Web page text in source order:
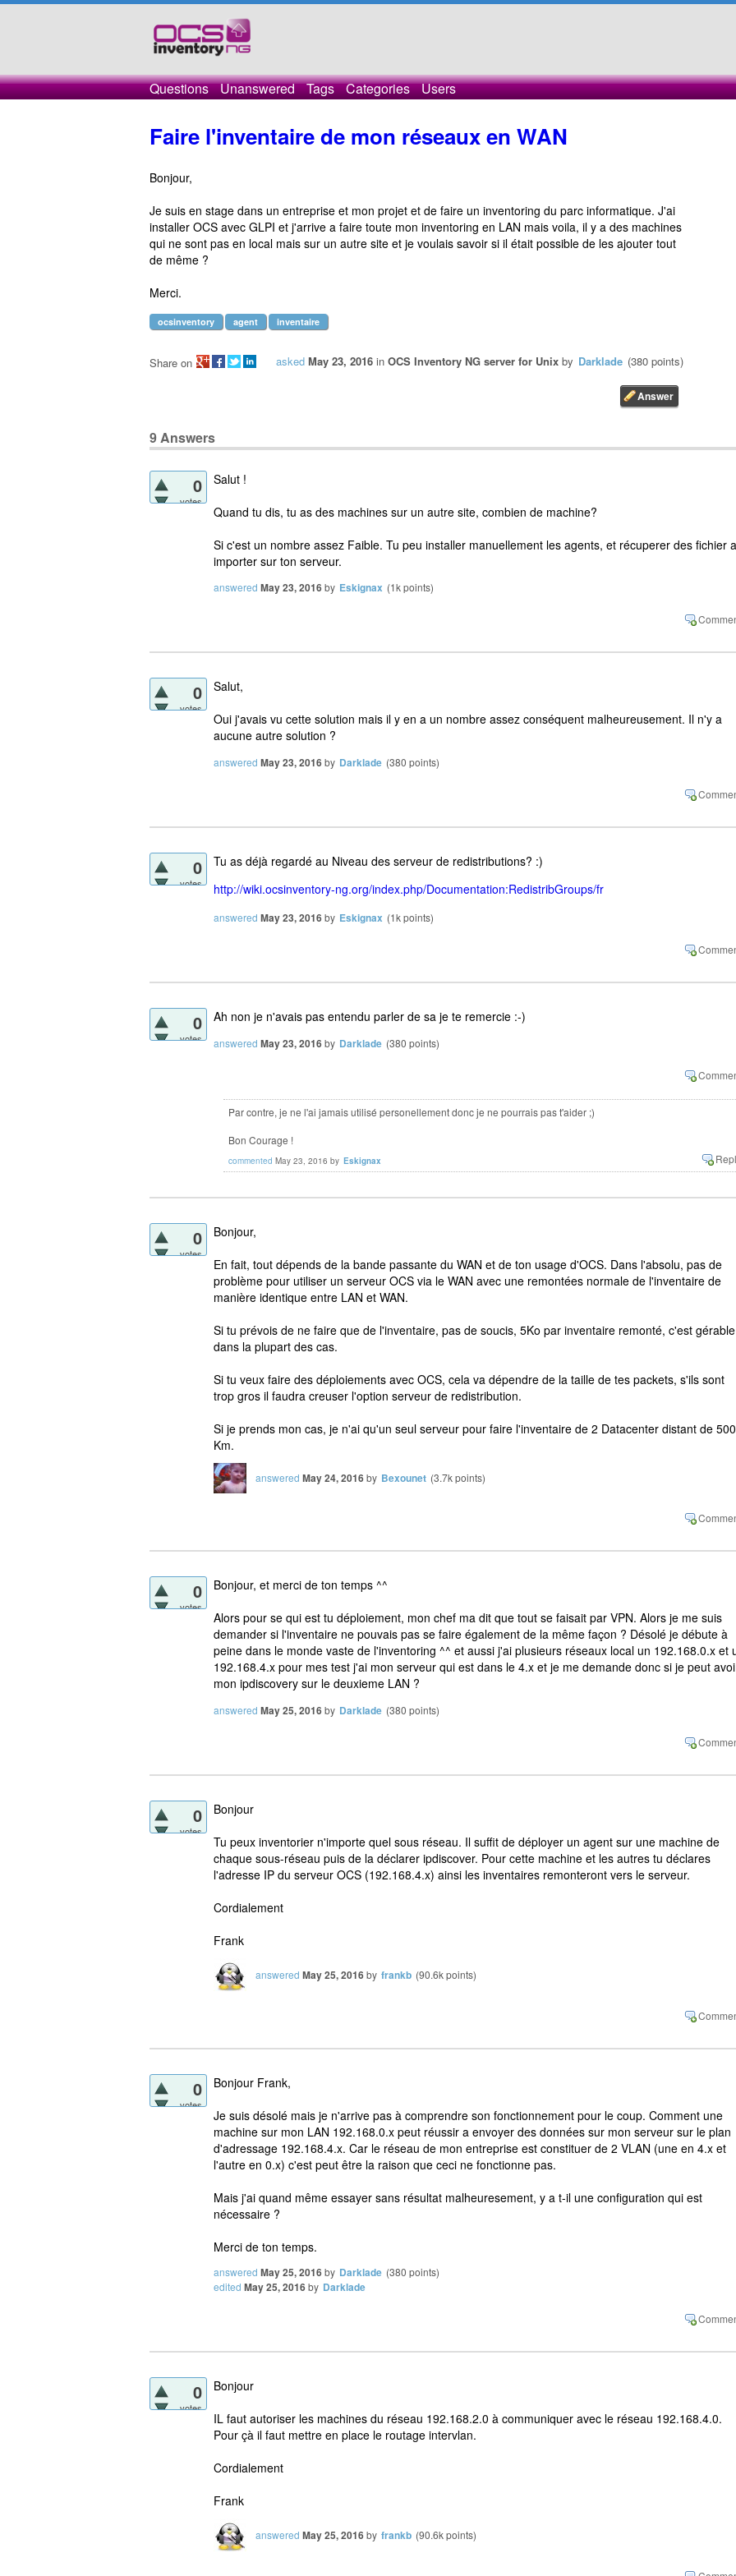
Questions Unanswered Tags Categories Users
Faire l'inventaire de mon réseaux en WAN
Bonjour,
Je suis en stage dans un entreprise et mon projet et de faire un inventoring du parc informatique. J'ai
installer OCS avec GLPI et j'arrive a faire toute mon inventoring en LAN mais voila, il y a des machines
qui ne sont pas en local mais sur un autre site et je voulais savoir si il était possible de les ajouter tout
de même ?
Merci.
ocsinventory agent inventaire
asked May 23, 2016 in OCS Inventory NG server for Unix by Darklade (380 points)
Share on
9Answers
0
votes
Salut !
Quand tu dis, tu as des machines sur un autre site, combien de machine?
Si c'est un nombre assez Faible. Tu peu installer manuellement les agents, et récuperer des fichier a
importer sur ton serveur.
answered May 23, 2016by Eskignax (1kpoints)
0
votes
Salut,
Oui j'avais vu cette solution mais il y en a un nombre assez conséquent malheureusement. Il n'y a
aucune autre solution ?
answered May 23, 2016by Darklade (380 points)
0
votes
Tu as déjà regardé au Niveau des serveur de redistributions? :)
http://wiki.ocsinventory-ng.org/index.php/Documentation:RedistribGroups/fr
answered May 23, 2016by Eskignax (1kpoints)
0
votes
Ah non je n'avais pas entendu parler de sa je te remercie :-)
answered May 23, 2016by Darklade (380 points)
Par contre, je ne l'ai jamais utilisé personellement donc je ne pourrais pas t'aider ;)
Bon Courage !
commented May 23, 2016 by Eskignax
0
votes
Bonjour,
En fait, tout dépends de la bande passante du WAN et de ton usage d'OCS. Dans l'absolu, pas de
problème pour utiliser un serveur OCS via le WAN avec une remontées normale de l'inventaire de
manière identique entre LAN et WAN.
Si tu prévois de ne faire que de l'inventaire, pas de soucis, 5Ko par inventaire remonté, c'est gérable
dans la plupart des cas.
Si tu veux faire des déploiements avec OCS, cela va dépendre de la taille de tes packets, s'ils sont
trop gros il faudra creuser l'option serveur de redistribution.
Si je prends mon cas, je n'ai qu'un seul serveur pour faire l'inventaire de 2 Datacenter distant de 500
Km.
answered May 24, 2016by Bexounet (3.7kpoints)
0
votes
Bonjour, et merci de ton temps ^^
Alors pour se qui est tu déploiement, mon chef ma dit que tout se faisait par VPN. Alors je me suis
demander si l'inventaire ne pouvais pas se faire également de la même façon ? Désolé je débute à
peine dans le monde vaste de l'inventoring ^^ et aussi j'ai plusieurs réseaux local un 192.168.0.x et
192.168.4.x pour mes test j'ai mon serveur qui est dans le 4.x et je me demande donc si je peut
mon ipdiscovery sur le deuxieme LAN ?
answered May 25, 2016by Darklade (380 points)
0
votes
Bonjour
Tu peux inventorier n'importe quel sous réseau. Il suffit de déployer un agent sur une machine de
chaque sous-réseau puis de la déclarer ipdiscover. Pour cette machine et les autres tu déclares
l'adresse IP du serveur OCS (192.168.4.x) ainsi les inventaires remonteront vers le serveur.
Cordialement
Frank
answered May 25, 2016by frankb (90.6kpoints)
0
votes
Bonjour Frank,
Je suis désolé mais je n'arrive pas à comprendre son fonctionnement pour le coup. Comment une
machine sur mon LAN 192.168.0.x peut réussir a envoyer des données sur mon serveur sur le plan
d'adressage 192.168.4.x. Car le réseau de mon entreprise est constituer de 2 VLAN (une en 4.x et
l'autre en 0.x) c'est peut être la raison que ceci ne fonctionne pas.
Mais j'ai quand même essayer sans résultat malheuresement, y a t-il une configuration qui est
nécessaire ?
Merci de ton temps.
answered May 25, 2016by Darklade (380 points)
edited May 25, 2016by Darklade
0
votes
Bonjour
IL faut autoriser les machines du réseau 192.168.2.0 à communiquer avec le réseau 192.168.4.0.
Pour çà il faut mettre en place le routage intervlan.
Cordialement
Frank
answered May 25, 2016by frankb (90.6kpoints)